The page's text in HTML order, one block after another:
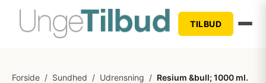
TILBUD
Forside / Sundhed / Udrensning / Resium &bull; 1000 ml.